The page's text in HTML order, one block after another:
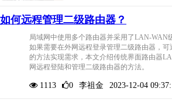
如何远程管理二级路由器？
局域网中使用多个路由器并采用了LAN-WAN
如果需要在外网远程登录管理二级路由器，
的方法实现需求，本文介绍传统界面路由器
网远程登陆和管理二级路由器的方法。
1113 0 李祖金 2023-12-04